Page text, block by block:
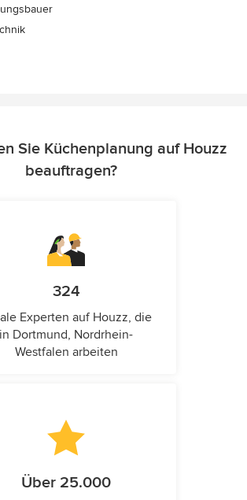
Sie Küchenplanung auf Houzz
beauftragen?
324
Experten auf Houzz, die
in Dortmund, Nordrhein-
Westfalen arbeiten
Über 25.000